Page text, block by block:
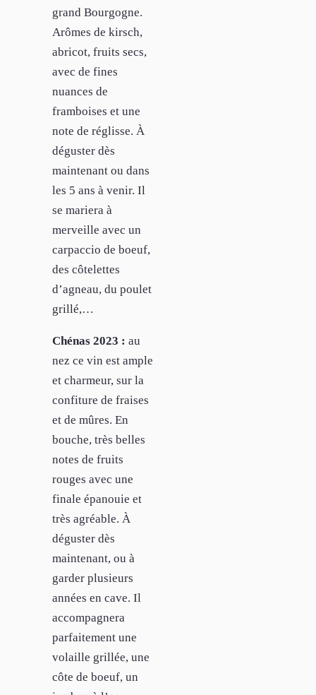
grand Bourgogne.
Arômes de kirsch,
abricot, fruits secs,
avec de fines
nuances de
framboises et une
note de réglisse. À
déguster dès
maintenant ou dans
les 5 ans à venir. Il
se mariera à
merveille avec un
carpaccio de boeuf,
des côtelettes
d’agneau, du poulet
grillé,…
Chénas 2023 : au
nez ce vin est ample
et charmeur, sur la
confiture de fraises
et de mûres. En
bouche, très belles
notes de fruits
rouges avec une
finale épanouie et
très agréable. À
déguster dès
maintenant, ou à
garder plusieurs
années en cave. Il
accompagnera
parfaitement une
volaille grillée, une
côte de boeuf, un